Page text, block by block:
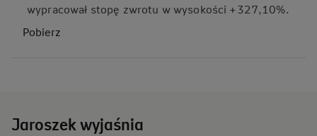
wypracował stopę zwrotu w wysokości +327,10%.
Pobierz
Jaroszek wyjaśnia